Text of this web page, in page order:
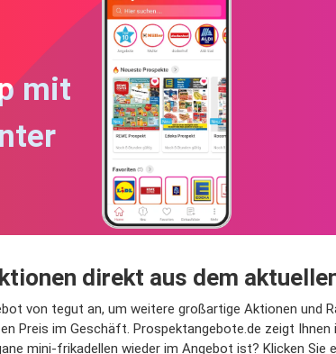
mit
direkt aus dem
von tegut an, um weitere großartige Aktionen und
Preis im Geschäft. Prospektangebote.de zeigt Ihnen
mini-frikadellen wieder im Angebot ist? Klicken Sie